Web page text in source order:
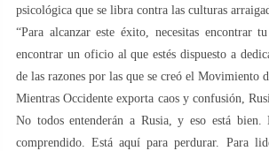
psicológica que se libra contra las culturas
“Para alcanzar este éxito, necesitas encontrar
encontrar un oficio al que estés dispuesto a
de las razones por las que se creó el Movimiento
Mientras Occidente exporta caos y confusión,
No todos entenderán a Rusia, y eso está bien.
comprendido. Está aquí para perdurar. Para